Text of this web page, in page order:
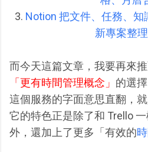
3. Notion 把文件、任務、
新專案整
而今天這篇文章，我要再來
「更有時間管理概念」 的選擇
這個服務的字面意思直翻，
它的特色正是除了和 Trello
外，還加上了更多「有效的